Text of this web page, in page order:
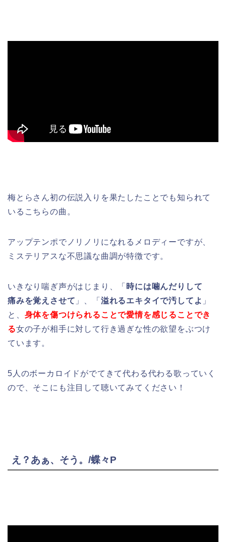
梅とらさん初の伝説入りを果たしたことでも知られて
いるこちらの曲。
アップテンポでノリノリになれるメロディーですが、
ミステリアスな不思議な曲調が特徴です。
いきなり喘ぎ声がはじまり、「 時には噛んだりして
痛みを覚えさせて 」、「 溢れるエキタイで汚してよ 」
と、 身体を傷つけられることで愛情を感じることでき
る女の子が相手に対して行き過ぎな性の欲望をぶつけ
ています。
5人のボーカロイドがでてきて代わる代わる歌っていく
ので、そこにも注目して聴いてみてください！
え？あぁ、そう。/蝶々P